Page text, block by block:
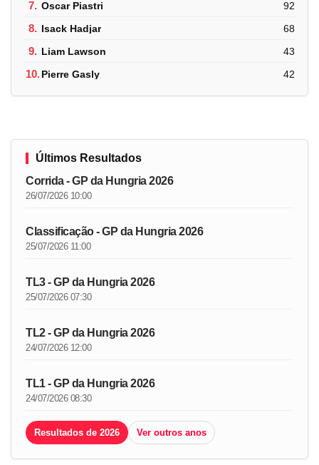
7. Oscar Piastri 92
8. Isack Hadjar 68
9. Liam Lawson 43
10.Pierre Gasly 42
Últimos Resultados
Corrida - GP da Hungria 2026
26/07/2026 10:00
Classificação - GP da Hungria 2026
25/07/2026 11:00
TL3 - GP da Hungria 2026
25/07/2026 07:30
TL2 - GP da Hungria 2026
24/07/2026 12:00
TL1 - GP da Hungria 2026
24/07/2026 08:30
Resultados de 2026 Ver outros anos